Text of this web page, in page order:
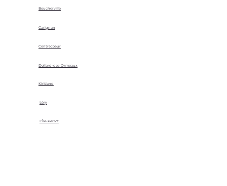
Boucherville
Carignan
Contrecoeur
Dollard-des-Ormeaux
Kirkland
Léry
L'Île-Perrot